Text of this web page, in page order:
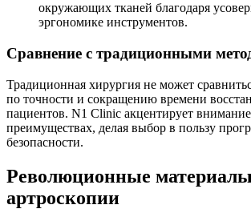
окружающих тканей благодаря
эргономике инструментов.
Сравнение с традиционными
Традиционная хирургия не может
по точности и сокращению времени
пациентов. N1 Clinic акцентирует
преимуществах, делая выбор в пользу
безопасности.
Революционные
артроскопии